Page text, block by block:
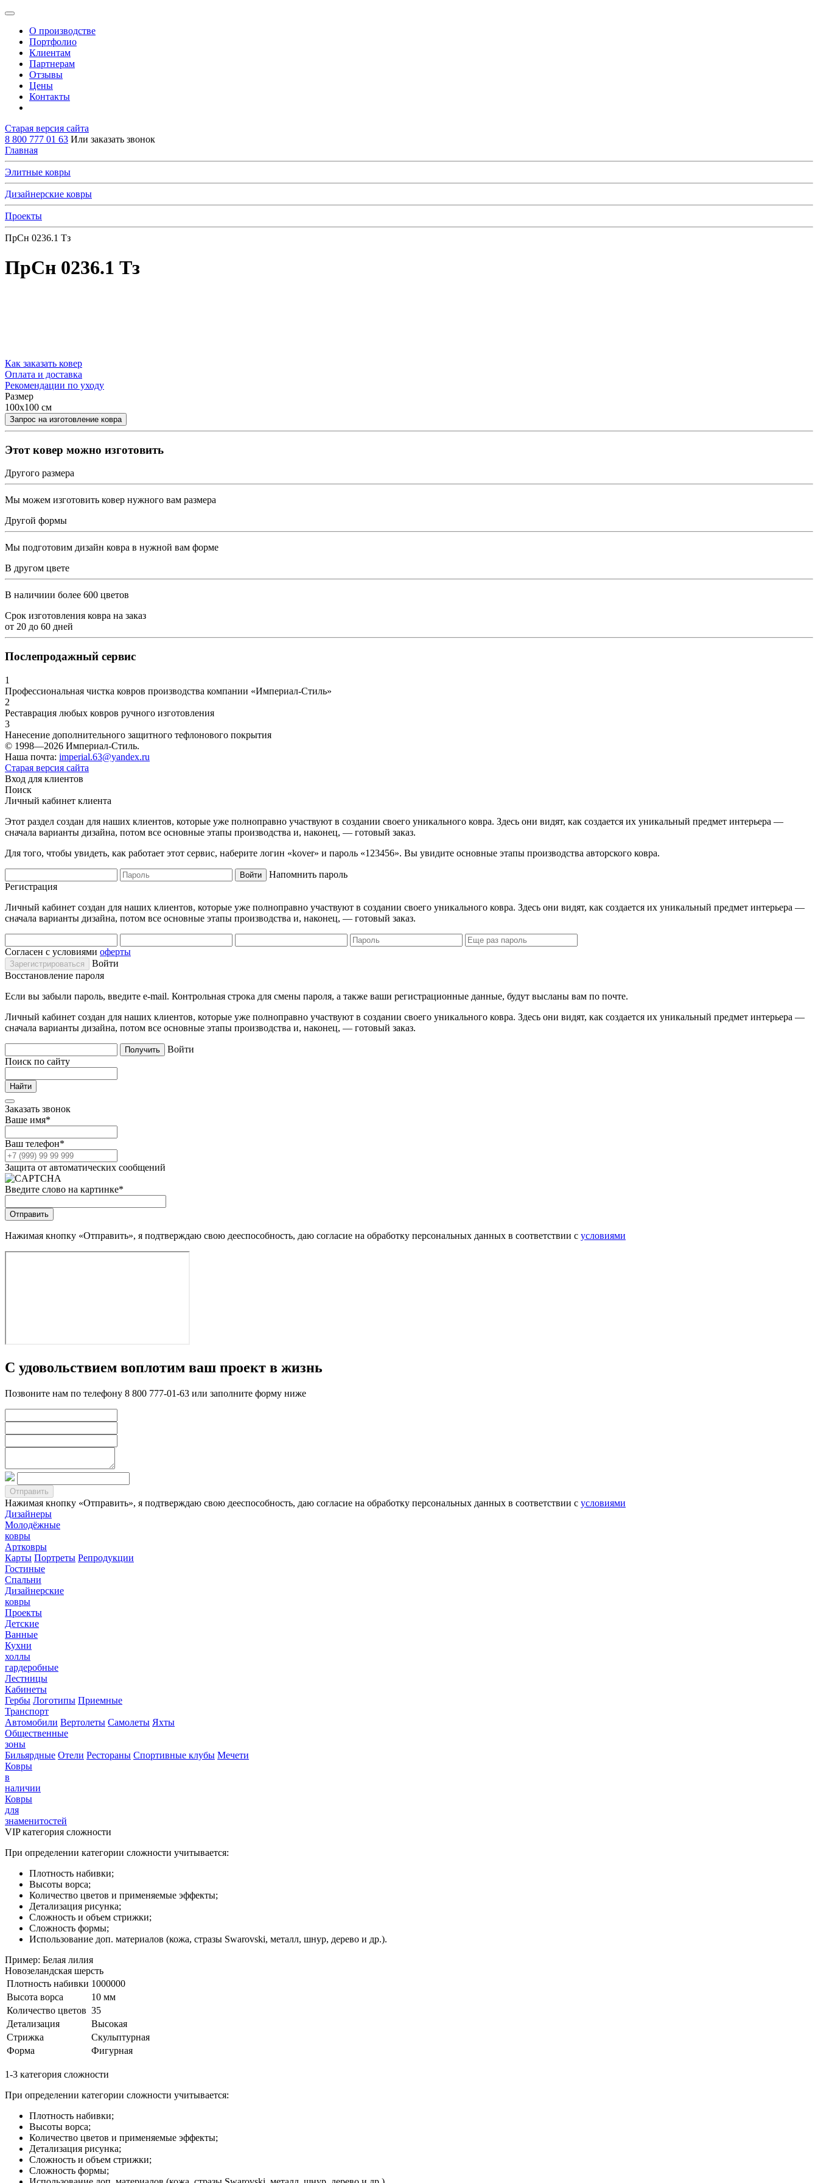
О производстве
Портфолио
Клиентам
Партнерам
Отзывы
Цены
Контакты
Старая версия сайта
8 800 777 01 63 Или заказать звонок
Главная
Элитные ковры
Дизайнерские ковры
Проекты
ПрСн 0236.1 Тз
ПрСн 0236.1 Тз
Как заказать ковер
Оплата и доставка
Рекомендации по уходу
Размер
100x100 см
Этот ковер можно изготовить
Другого размера
Мы можем изготовить ковер нужного вам размера
Другой формы
Мы подготовим дизайн ковра в нужной вам форме
В другом цвете
В наличиии более 600 цветов
Срок изготовления ковра на заказ
от 20 до 60 дней
Послепродажный сервис
1
Профессиональная чистка ковров производства компании «Империал-Стиль»
2
Реставрация любых ковров ручного изготовления
3
Нанесение дополнительного защитного тефлонового покрытия
© 1998—2026 Империал-Стиль.
Наша почта: imperial.63@yandex.ru
Старая версия сайта
Вход для клиентов
Поиск
Личный кабинет клиента
Этот раздел создан для наших клиентов, которые уже полноправно участвуют в создании своего уникального ковра. Здесь они видят, как создается их уникальный предмет интерьера —
сначала варианты дизайна, потом все основные этапы производства и, наконец, — готовый заказ.
Для того, чтобы увидеть, как работает этот сервис, наберите логин «kover» и пароль «123456». Вы увидите основные этапы производства авторского ковра.
Напомнить пароль
Регистрация
Личный кабинет создан для наших клиентов, которые уже полноправно участвуют в создании своего уникального ковра. Здесь они видят, как создается их уникальный предмет интерьера —
сначала варианты дизайна, потом все основные этапы производства и, наконец, — готовый заказ.
Согласен с условиями оферты
Войти
Восстановление пароля
Если вы забыли пароль, введите e-mail. Контрольная строка для смены пароля, а также ваши регистрационные данные, будут высланы вам по почте.
Личный кабинет создан для наших клиентов, которые уже полноправно участвуют в создании своего уникального ковра. Здесь они видят, как создается их уникальный предмет интерьера —
сначала варианты дизайна, потом все основные этапы производства и, наконец, — готовый заказ.
Войти
Поиск по сайту
Заказать звонок
Ваше имя*
Ваш телефон*
Защита от автоматических сообщений
Введите слово на картинке*
Нажимая кнопку «Отправить», я подтверждаю свою дееспособность, даю согласие на обработку персональных данных в соответствии с условиями
С удовольствием воплотим ваш проект в жизнь
Позвоните нам по телефону 8 800 777-01-63 или заполните форму ниже
Нажимая кнопку «Отправить», я подтверждаю свою дееспособность, даю согласие на обработку персональных данных в соответствии с условиями
Дизайнеры
Молодёжные
ковры
Артковры
Карты Портреты Репродукции
Гостиные
Спальни
Дизайнерские
ковры
Проекты
Детские
Ванные
Кухни
холлы
гардеробные
Лестницы
Кабинеты
Гербы Логотипы Приемные
Транспорт
Автомобили Вертолеты Самолеты Яхты
Общественные
зоны
Бильярдные Отели Рестораны Спортивные клубы Мечети
Ковры
в
наличии
Ковры
для
знаменитостей
VIP категория сложности
При определении категории сложности учитывается:
Плотность набивки;
Высоты ворса;
Количество цветов и применяемые эффекты;
Детализация рисунка;
Сложность и объем стрижки;
Сложность формы;
Использование доп. материалов (кожа, стразы Swarovski, металл, шнур, дерево и др.).
Пример: Белая лилия
Новозеландская шерсть
Плотность набивки 1000000
Высота ворса
10 мм
Количество цветов 35
Детализация
Высокая
Стрижка
Скульптурная
Форма
Фигурная
1-3 категория сложности
При определении категории сложности учитывается:
Плотность набивки;
Высоты ворса;
Количество цветов и применяемые эффекты;
Детализация рисунка;
Сложность и объем стрижки;
Сложность формы;